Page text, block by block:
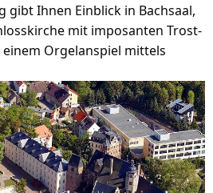
gibt Ihnen Einblick in Bachsaal,
mit imposanten Trost-
Orgelanspiel mittels